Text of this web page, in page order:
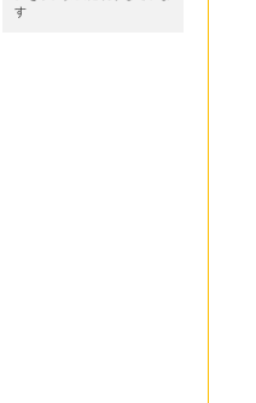
DHCオンラインショップ
す